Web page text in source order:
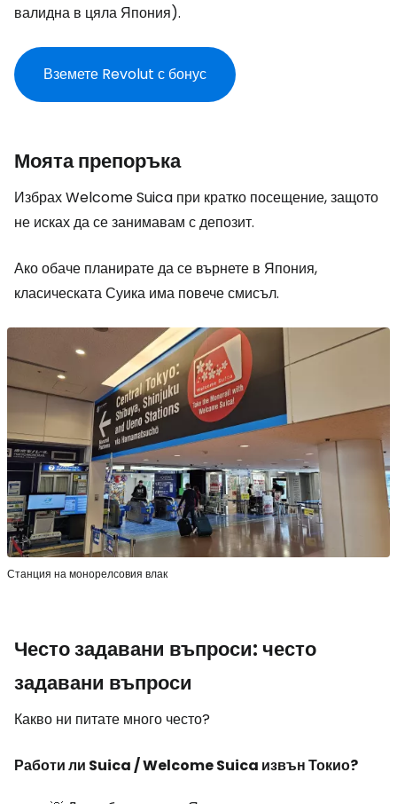
валидна в цяла Япония).
Вземете Revolut с бонус
Моята препоръка
Избрах Welcome Suica при кратко посещение, защото
не исках да се занимавам с депозит.
Ако обаче планирате да се върнете в Япония,
класическата Суика има повече смисъл.
Станция на монорелсовия влак
Често задавани въпроси: често
задавани въпроси
Какво ни питате много често?
Работи ли Suica / Welcome Suica извън Токио?